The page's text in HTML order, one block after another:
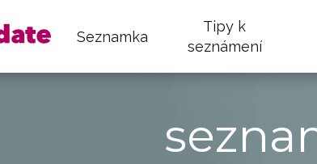
Seznamka
Tipy k
seznámení